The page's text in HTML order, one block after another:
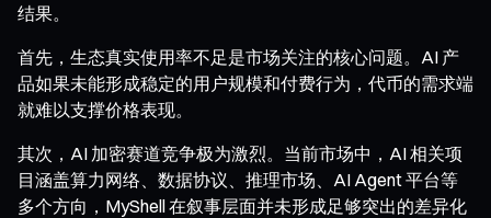
结果。
首先，生态真实使用率不足是市场关注的核心问题。AI 产
品如果未能形成稳定的用户规模和付费行为，代币的需求端
就难以支撑价格表现。
其次，AI 加密赛道竞争极为激烈。当前市场中，AI 相关项
目涵盖算力网络、数据协议、推理市场、AI Agent 平台等
多个方向，MyShell 在叙事层面并未形成足够突出的差异化